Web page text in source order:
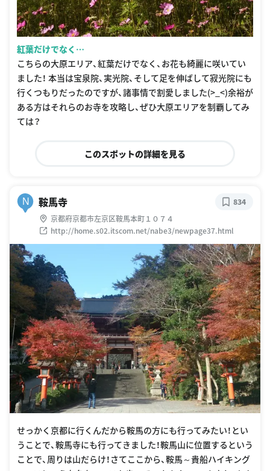
紅葉だけでなく…
こちらの大原エリア、紅葉だけでなく、お花も綺麗に咲いてい
ました！ 本当は宝泉院、実光院、そして足を伸ばして寂光院にも
行くつもりだったのですが、諸事情で割愛しました(>_<)余裕が
ある方はそれらのお寺を攻略し、ぜひ大原エリアを制覇してみ
ては？
このスポットの詳細を見る
N 鞍馬寺
京都府京都市左京区鞍馬本町１０７４
http://home.s02.itscom.net/nabe3/newpage37.html
834
せっかく京都に行くんだから鞍馬の方にも行ってみたい！とい
うことで、鞍馬寺にも行ってきました！鞍馬山に位置するという
ことで、周りは山だらけ！さてここから、鞍馬～貴船ハイキング